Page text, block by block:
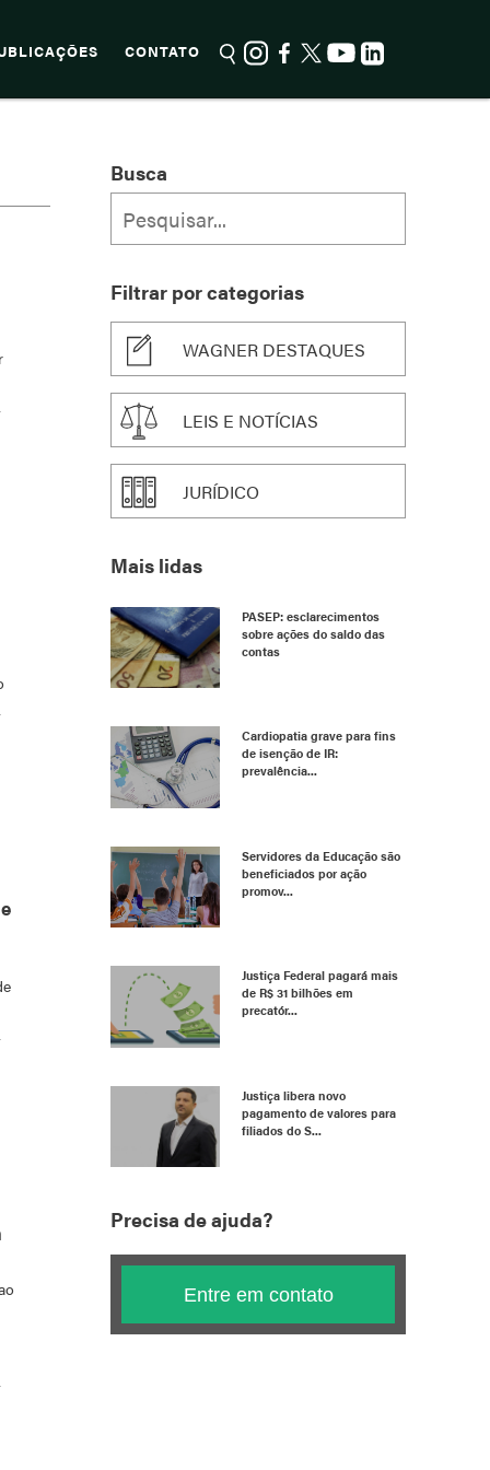
CONTATO
Busca
Filtrar por categorias
WAGNER DESTAQUES
LEIS E NOTÍCIAS
JURÍDICO
Mais lidas
PASEP: esclarecimentos
sobre ações do saldo das
contas
Cardiopatia grave para fins
de isenção de IR:
prevalência...
Servidores da Educação são
beneficiados por ação
promov...
Justiça Federal pagará mais
de R$ 31 bilhões em
precatór...
Justiça libera novo
pagamento de valores para
filiados do S...
Precisa de ajuda?
Entre em contato